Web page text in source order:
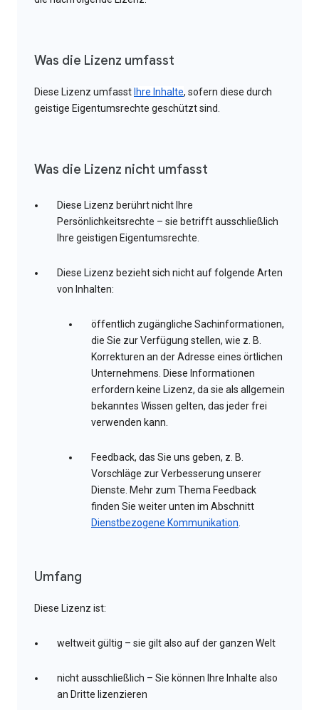
Was die Lizenz umfasst
Diese Lizenz umfasst Ihre Inhalte, sofern diese durch
geistige Eigentumsrechte geschützt sind.
Was die Lizenz nicht umfasst
Diese Lizenz berührt nicht Ihre
Persönlichkeitsrechte – sie betrifft ausschließlich
Ihre geistigen Eigentumsrechte.
Diese Lizenz bezieht sich nicht auf folgende Arten
von Inhalten:
öffentlich zugängliche Sachinformationen,
die Sie zur Verfügung stellen, wie z. B.
Korrekturen an der Adresse eines örtlichen
Unternehmens. Diese Informationen
erfordern keine Lizenz, da sie als allgemein
bekanntes Wissen gelten, das jeder frei
verwenden kann.
Feedback, das Sie uns geben, z. B.
Vorschläge zur Verbesserung unserer
Dienste. Mehr zum Thema Feedback
finden Sie weiter unten im Abschnitt
Dienstbezogene Kommunikation.
Umfang
Diese Lizenz ist:
weltweit gültig – sie gilt also auf der ganzen Welt
nicht ausschließlich – Sie können Ihre Inhalte also
an Dritte lizenzieren